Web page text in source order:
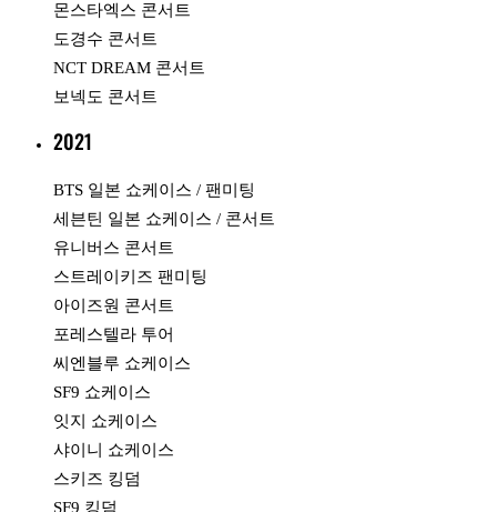
몬스타엑스 콘서트
도경수 콘서트
NCT DREAM 콘서트
보넥도 콘서트
2021
BTS 일본 쇼케이스 / 팬미팅
세븐틴 일본 쇼케이스 / 콘서트
유니버스 콘서트
스트레이키즈 팬미팅
아이즈원 콘서트
포레스텔라 투어
씨엔블루 쇼케이스
SF9 쇼케이스
잇지 쇼케이스
샤이니 쇼케이스
스키즈 킹덤
SF9 킹덤